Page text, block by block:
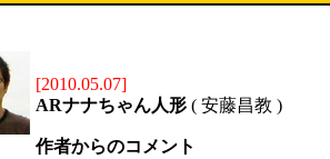
[2010.05.07]
ARナナちゃん人形( 安藤昌教 )
作者からのコメント